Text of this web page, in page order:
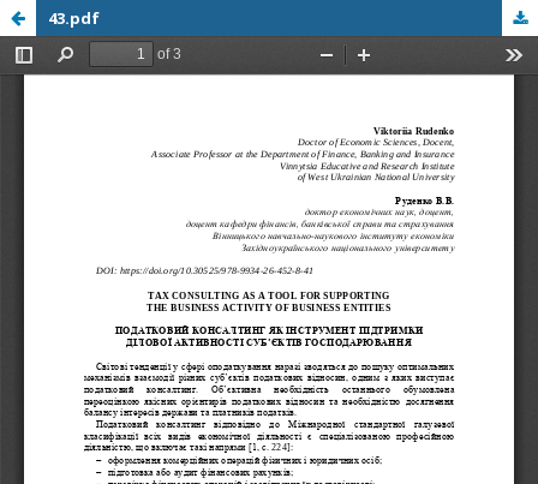
43.pdf